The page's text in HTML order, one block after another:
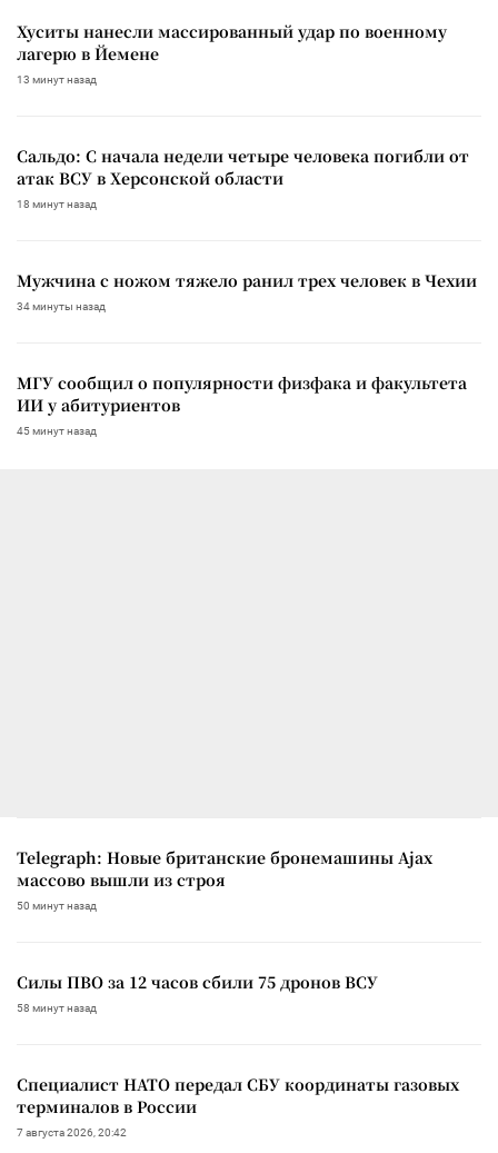
Хуситы нанесли массированный удар по военному
лагерю в Йемене
13 минут назад
Сальдо: С начала недели четыре человека погибли от
атак ВСУ в Херсонской области
18 минут назад
Мужчина с ножом тяжело ранил трех человек в Чехии
34 минуты назад
МГУ сообщил о популярности физфака и факультета
ИИ у абитуриентов
45 минут назад
Telegraph: Новые британские бронемашины Ajax
массово вышли из строя
50 минут назад
Силы ПВО за 12 часов сбили 75 дронов ВСУ
58 минут назад
Специалист НАТО передал СБУ координаты газовых
терминалов в России
7 августа 2026, 20:42